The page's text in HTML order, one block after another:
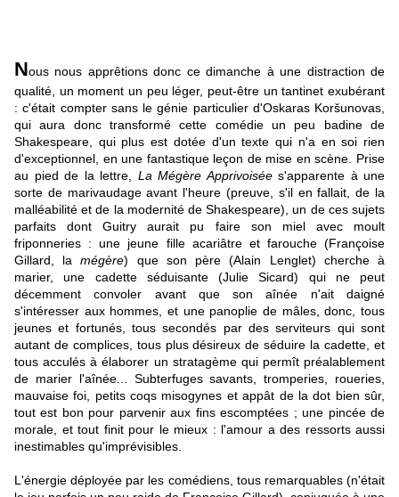
Nous nous apprêtions donc ce dimanche à une distraction de
qualité, un moment un peu léger, peut-être un tantinet exubérant
: c'était compter sans le génie particulier d'Oskaras Koršunovas,
qui aura donc transformé cette comédie un peu badine de
Shakespeare, qui plus est dotée d'un texte qui n'a en soi rien
d'exceptionnel, en une fantastique leçon de mise en scène. Prise
au pied de la lettre, La Mégère Apprivoisée s'apparente à une
sorte de marivaudage avant l'heure (preuve, s'il en fallait, de la
malléabilité et de la modernité de Shakespeare), un de ces sujets
parfaits dont Guitry aurait pu faire son miel avec moult
friponneries : une jeune fille acariâtre et farouche (Françoise
Gillard, lamégère) que son père (Alain Lenglet) cherche à
marier, une cadette séduisante (Julie Sicard) qui ne peut
décemment convoler avant que son aînée n'ait daigné
s'intéresser aux hommes, et une panoplie de mâles, donc, tous
jeunes et fortunés, tous secondés par des serviteurs qui sont
autant de complices, tous plus désireux de séduire la cadette, et
tous acculés à élaborer un stratagème qui permît préalablement
de marier l'aînée... Subterfuges savants, tromperies, roueries,
mauvaise foi, petits coqs misogynes et appât de la dot bien sûr,
tout est bon pour parvenir aux fins escomptées ; une pincée de
morale, et tout finit pour le mieux : l'amour a des ressorts aussi
inestimables qu'imprévisibles.
L'énergie déployée par les comédiens, tous remarquables (n'était